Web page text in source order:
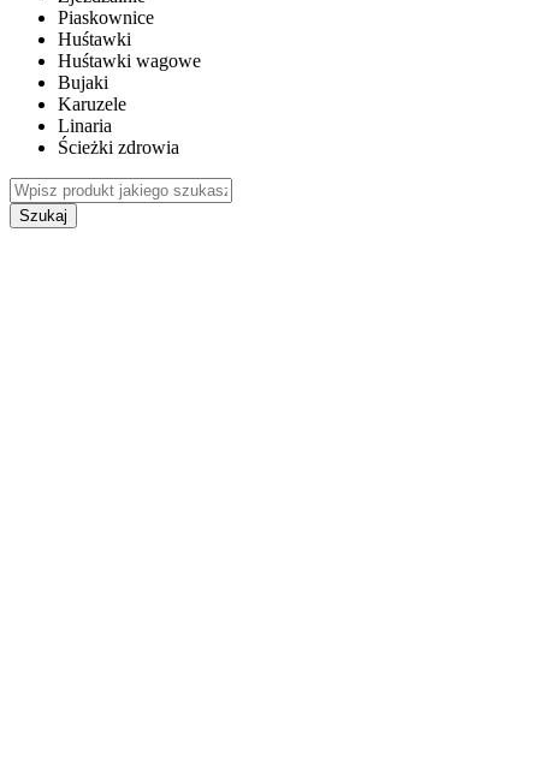
Piaskownice
Huśtawki
Huśtawki wagowe
Bujaki
Karuzele
Linaria
Ścieżki zdrowia
Szukaj